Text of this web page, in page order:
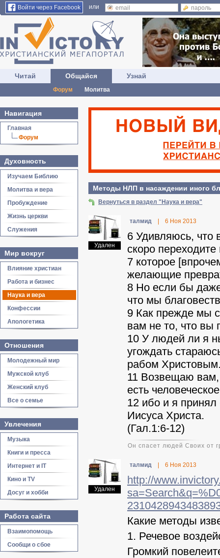
Войти через Facebook или
Читай Общайся
Форум Молитва
Узнай
Навигация
Главная
Форум
Духовность
Изучаем Библию
Молитва и вера
Пробуждение
Жизнь церкви
Служения
Мир вокруг
Влияние христиан
Работа и бизнес
Наука и вера
Конфессии
Апологетика
Отношения
Молодежный мир
Мужской клуб
Женский клуб
Все о семье
Увлечения
Музыка
Книги и пресса
Интернет и IT
Кино и TV
Досуг и хобби
Работа сайта
Взаимопомощь
Сообщи о сбое
Методы НЛП в насаждении иного
Вернуться в раздел "Наука и вера"
Удален
талмид 6 Ноя 2013
6 Удивляюсь, что
скоро
7 которое
желающие
8 Но если бы
что мы
9 Как прежде мы
вам не то, что вы
10 У людей ли я
угождать
рабом
11 Возвещаю вам,
есть
12 ибо и я принял
Иисуса Христа.
(Гал.1:6-12)
Он спасет людей Своих от
Удален
талмид 6 Ноя 2013
http://
Какие методы
1. Речевое
Громкий